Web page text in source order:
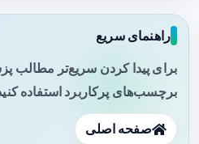
راهنمای سریع
برای پیدا کردن سریع‌تر مطالب
برچسب‌های پرکاربرد استفاده
صفحه اصلی